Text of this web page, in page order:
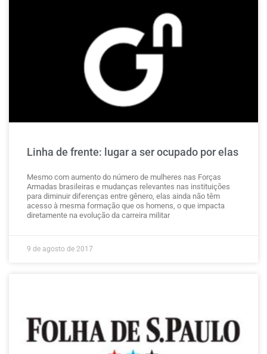
Linha de frente: lugar a ser ocupado por elas
Mesmo com aumento do número de mulheres nas Forças
Armadas brasileiras e mudanças relevantes nas instituições
para diminuir diferenças entre gênero, elas ainda não têm
acesso à mesma formação que os homens, o que impacta
diretamente na evolução da carreira militar
9 de agosto de 2017